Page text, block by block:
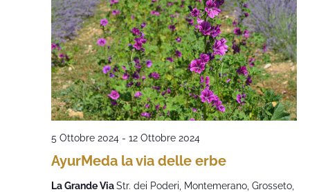
AyurMeda la via delle erbe
5 Ottobre 2024- 12 Ottobre 2024
La Grande ViaStr. dei Poderi, Montemerano, Grosseto,